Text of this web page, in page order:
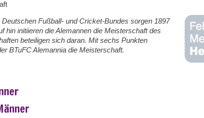
Fußball- und Cricket-Bundes sorgen 1897
hin initiieren die Alemannen die Meisterschaft des
beteiligen sich daran. Mit sechs Punkten
BTuFC Alemannia die Meisterschaft.